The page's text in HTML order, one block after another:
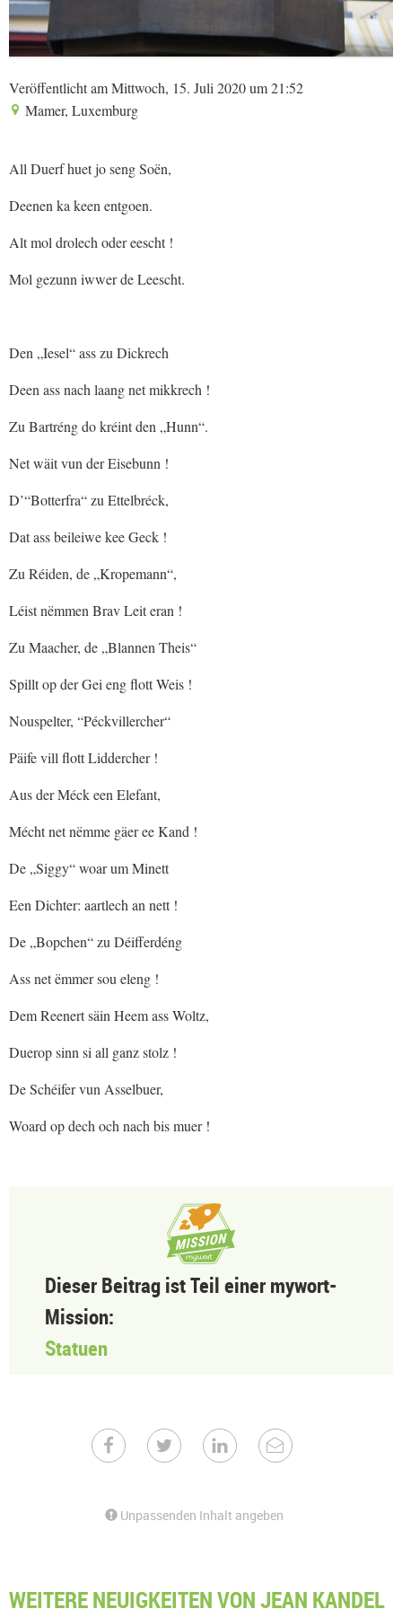
Veröffentlicht am Mittwoch, 15. Juli 2020 um 21:52
Mamer, Luxemburg
All Duerf huet jo seng Soën,
Deenen ka keen entgoen.
Alt mol drolech oder eescht !
Mol gezunn iwwer de Leescht.
Den „Iesel“ ass zu Dickrech
Deen ass nach laang net mikkrech !
Zu Bartréng do kréint den „Hunn“.
Net wäit vun der Eisebunn !
D’“Botterfra“ zu Ettelbréck,
Dat ass beileiwe kee Geck !
Zu Réiden, de „Kropemann“,
Léist nëmmen Brav Leit eran !
Zu Maacher, de „Blannen Theis“
Spillt op der Gei eng flott Weis !
Nouspelter, “Péckvillercher“
Päife vill flott Liddercher !
Aus der Méck een Elefant,
Mécht net nëmme gäer ee Kand !
De „Siggy“ woar um Minett
Een Dichter: aartlech an nett !
De „Bopchen“ zu Déifferdéng
Ass net ëmmer sou eleng !
Dem Reenert säin Heem ass Woltz,
Duerop sinn si all ganz stolz !
De Schéifer vun Asselbuer,
Woard op dech och nach bis muer !
Dieser Beitrag ist Teil einer mywort-
Mission:
Statuen
Unpassenden Inhalt angeben
WEITERE NEUIGKEITEN VON JEAN KANDEL